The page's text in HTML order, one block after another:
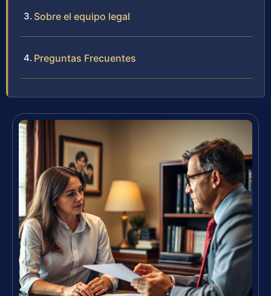
Sobre el equipo legal
Preguntas Frecuentes